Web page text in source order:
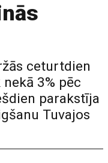
ceturtdien
3% pēc
parakstīja
Tuvajos